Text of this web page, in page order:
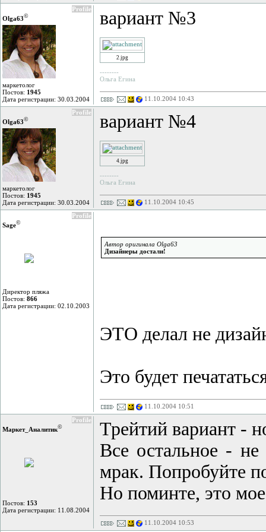
Profile
Olga63©
маркетолог
Постов: 1945
Дата регистрации: 30.03.2004
вариант №3
2.jpg
--------
Ольга Егина
11.10.2004 10:43
Profile
Olga63©
маркетолог
Постов: 1945
Дата регистрации: 30.03.2004
вариант №4
4.jpg
--------
Ольга Егина
11.10.2004 10:45
Profile
Sage©
Директор пляжа
Постов: 866
Дата регистрации: 02.10.2003
Автор оригинала Olga63
Дизайнеры достали!
ЭТО делал не
Это будет
11.10.2004 10:51
Profile
Маркет_Аналитик©
Постов: 153
Дата регистрации: 11.08.2004
Трейтий вариант -
Все остальное -
мрак. Попробуйте
Но поминте, это
11.10.2004 10:53